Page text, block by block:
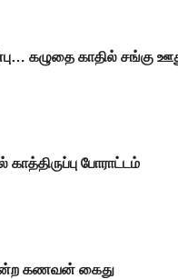
கழுதை காதில் சங்கு
காத்திருப்பு போராட்டம்
கணவன் கைது